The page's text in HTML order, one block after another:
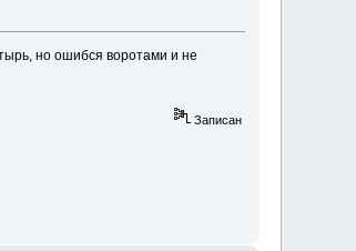
но ошибся воротами и не
Записан